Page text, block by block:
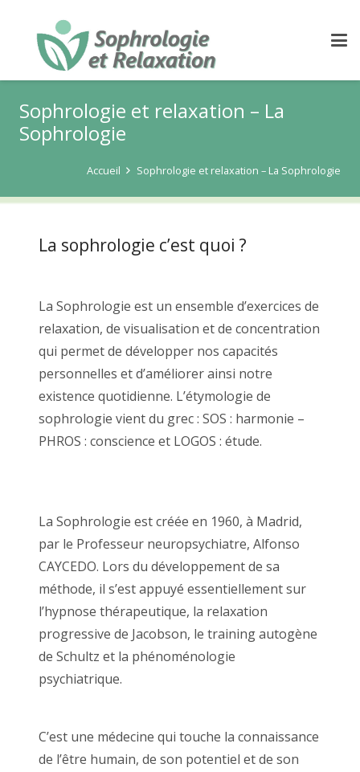
Sophrologie et relaxation – La
Sophrologie
Accueil Sophrologie et relaxation – La Sophrologie
La sophrologie c’est quoi ?
La Sophrologie est un ensemble d’exercices de
relaxation, de visualisation et de concentration
qui permet de développer nos capacités
personnelles et d’améliorer ainsi notre
existence quotidienne. L’étymologie de
sophrologie vient du grec : SOS : harmonie –
PHROS : conscience et LOGOS : étude.
La Sophrologie est créée en 1960, à Madrid,
par le Professeur neuropsychiatre, Alfonso
CAYCEDO. Lors du développement de sa
méthode, il s’est appuyé essentiellement sur
l’hypnose thérapeutique, la relaxation
progressive de Jacobson, le training autogène
de Schultz et la phénoménologie
psychiatrique.
C’est une médecine qui touche la connaissance
de l’être humain, de son potentiel et de son